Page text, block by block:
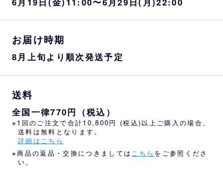
お届け時期
8月上旬より順次発送予定
送料
全国一律770円（税込）
※1回のご注文で合計10,800円 (税込)以上ご購入の場合、
送料は無料となります。
詳細はこちら
※商品の返品・交換につきましては こちら をご参照くださ
い。